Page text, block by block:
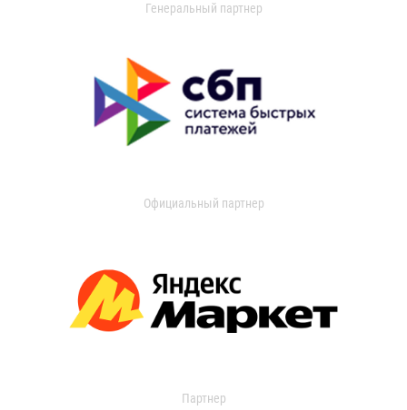
Генеральный партнер
Официальный партнер
Партнер